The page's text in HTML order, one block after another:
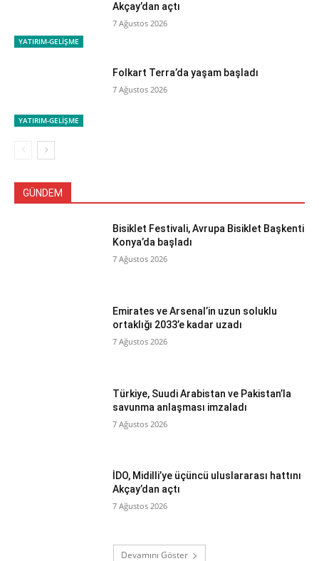
YATIRIM-GELİŞME
Akçay’dan açtı
7 Ağustos 2026
YATIRIM-GELİŞME
Folkart Terra’da yaşam başladı
7 Ağustos 2026
GÜNDEM
Bisiklet Festivali, Avrupa Bisiklet Başkenti
Konya’da başladı
7 Ağustos 2026
Emirates ve Arsenal’in uzun soluklu
ortaklığı 2033’e kadar uzadı
7 Ağustos 2026
Türkiye, Suudi Arabistan ve Pakistan’la
savunma anlaşması imzaladı
7 Ağustos 2026
İDO, Midilli’ye üçüncü uluslararası hattını
Akçay’dan açtı
7 Ağustos 2026
Devamını Göster